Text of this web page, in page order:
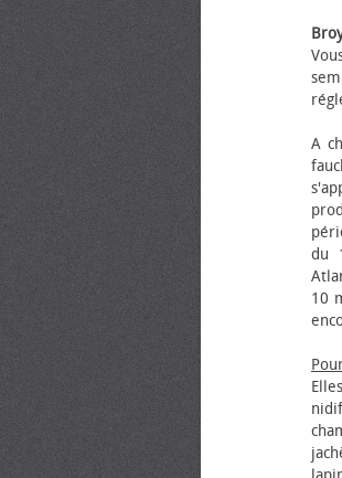
A
du
10